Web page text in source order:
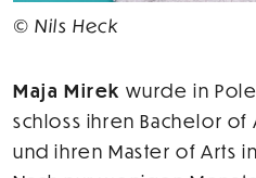
© Nils Heck
Maja Mirek wurde in
schloss ihren Bachelor of
und ihren Master of Arts